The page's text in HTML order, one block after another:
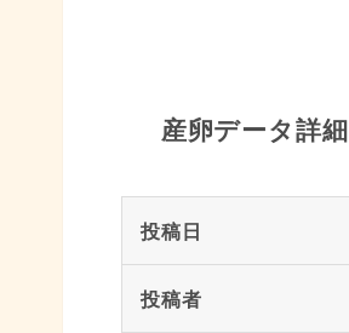
産卵データ詳細
投稿日
投稿者